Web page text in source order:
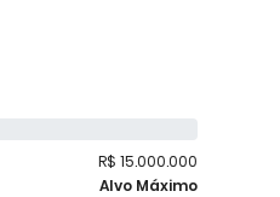
R$ 15.000.000
Alvo Máximo